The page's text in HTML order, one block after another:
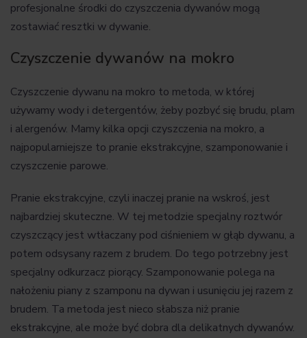
profesjonalne środki do czyszczenia dywanów mogą
zostawiać resztki w dywanie.
Czyszczenie dywanów na mokro
Czyszczenie dywanu na mokro to metoda, w której
używamy wody i detergentów, żeby pozbyć się brudu, plam
i alergenów. Mamy kilka opcji czyszczenia na mokro, a
najpopularniejsze to pranie ekstrakcyjne, szamponowanie i
czyszczenie parowe.
Pranie ekstrakcyjne, czyli inaczej pranie na wskroś, jest
najbardziej skuteczne. W tej metodzie specjalny roztwór
czyszczący jest wtłaczany pod ciśnieniem w głąb dywanu, a
potem odsysany razem z brudem. Do tego potrzebny jest
specjalny odkurzacz piorący. Szamponowanie polega na
nałożeniu piany z szamponu na dywan i usunięciu jej razem z
brudem. Ta metoda jest nieco słabsza niż pranie
ekstrakcyjne, ale może być dobra dla delikatnych dywanów.